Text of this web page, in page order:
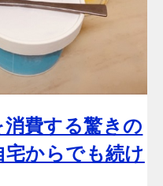
費する驚きの
からでも続け